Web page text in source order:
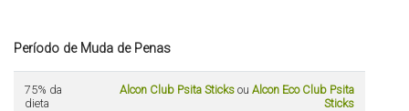
Período de Muda de Penas
75% da
dieta
Alcon Club Psita Sticks ou Alcon Eco Club Psita
Sticks